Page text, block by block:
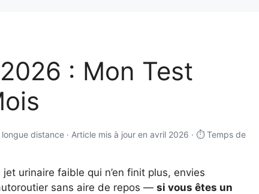
: Mon Test
distance · Article mis à jour en avril 2026 · ⏱️ Temps de
urinaire faible qui n’en finit plus, envies
sans aire de repos — si vous êtes un